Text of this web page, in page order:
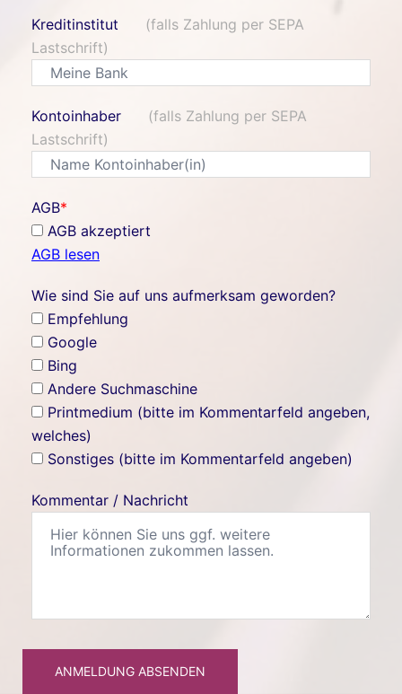
Kreditinstitut (falls Zahlung per SEPA
Lastschrift)
Kontoinhaber (falls Zahlung per SEPA
Lastschrift)
AGB*
AGB akzeptiert
AGB lesen
Wie sind Sie auf uns aufmerksam geworden?
Empfehlung
Google
Bing
Andere Suchmaschine
Printmedium (bitte im Kommentarfeld angeben,
welches)
Sonstiges (bitte im Kommentarfeld angeben)
Kommentar / Nachricht
ANMELDUNG ABSENDEN